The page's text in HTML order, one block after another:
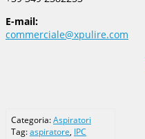
E-mail:
commerciale@xpulire.com
Categoria:Aspiratori
Tag:aspiratore, IPC